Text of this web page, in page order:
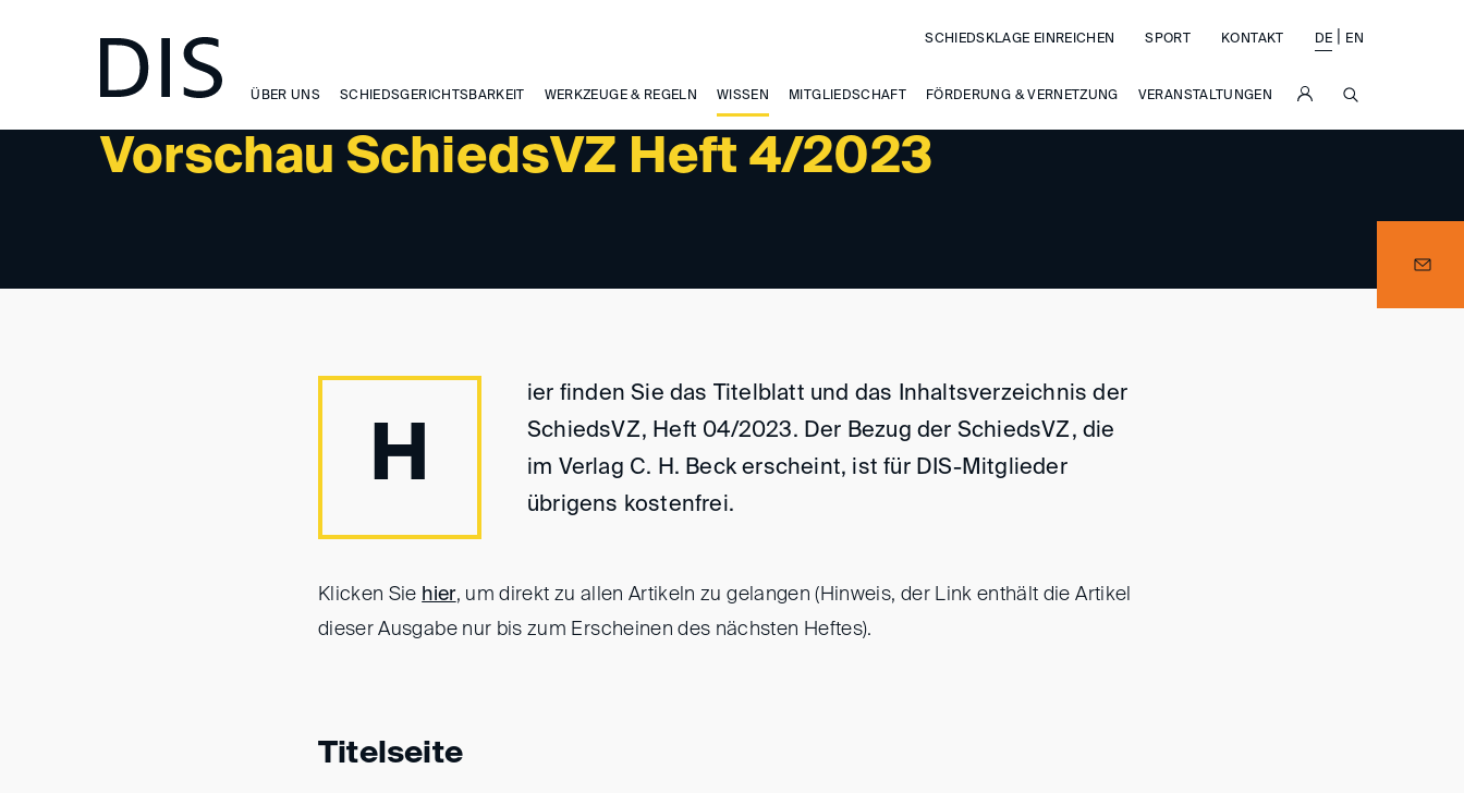
ÜBER UNS SCHIEDSGERICHTSBARKEIT WERKZEUGE & REGELN WISSEN MITGLIEDSCHAFT FÖRDERUNG & VERNETZUNG VERANSTALTUNGEN
SCHIEDSKLAGE EINREICHEN SPORT KONTAKT DE EN
Vorschau SchiedsVZ Heft 4/2023
WISSEN
H
ier finden Sie das Titelblatt und das Inhaltsverzeichnis der
SchiedsVZ, Heft 04/2023. Der Bezug der SchiedsVZ, die
im Verlag C. H. Beck erscheint, ist für DIS-Mitglieder
übrigens kostenfrei.
Klicken Sie hier, um direkt zu allen Artikeln zu gelangen (Hinweis, der Link enthält die Artikel
dieser Ausgabe nur bis zum Erscheinen des nächsten Heftes).
Titelseite